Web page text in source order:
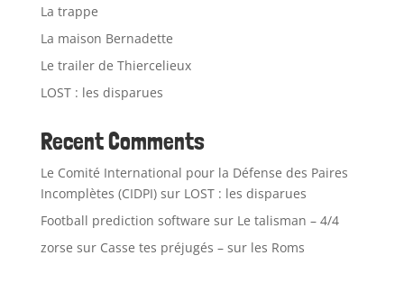
La trappe
La maison Bernadette
Le trailer de Thiercelieux
LOST : les disparues
Recent Comments
Le Comité International pour la Défense des Paires
Incomplètes (CIDPI)sur LOST : les disparues
Football prediction software sur Le talisman – 4/4
zorse sur Casse tes préjugés – sur les Roms